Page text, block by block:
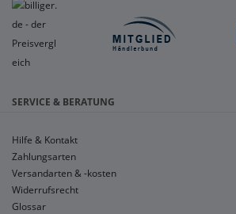
SERVICE & BERATUNG
Hilfe & Kontakt
Zahlungsarten
Versandarten & -kosten
Widerrufsrecht
Glossar